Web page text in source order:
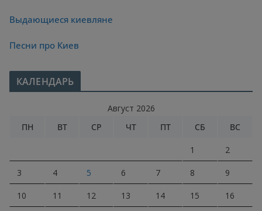
Выдающиеся киевляне
Песни про Киев
КАЛЕНДАРЬ
Август 2026
ПН
ВТ СР ЧТ ПТ СБ ВС
1 2
3 4 5 6 7 8 9
10 11 12 13 14 15 16